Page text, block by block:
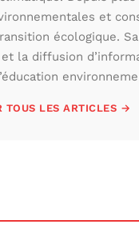
et
écologique.
la diffusion
TOUS LES ARTICLES →